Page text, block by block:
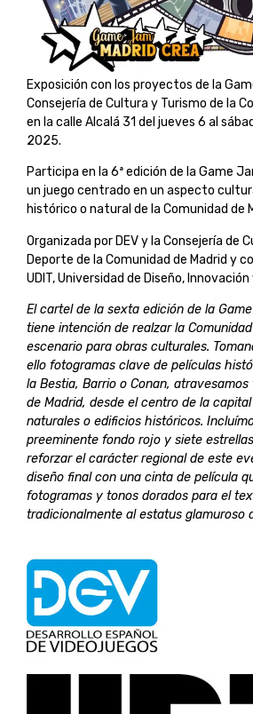
Exposición con los proyectos de la
Consejería de Cultura y Turismo de la
en la calle Alcalá 31 del jueves 6 al
2025.
Participa en la 6ª edición de la Game
un juego centrado en un aspecto
histórico o natural de la Comunidad de
Organizada por DEV y la Consejería de
Deporte de la Comunidad de Madrid y
UDIT, Universidad de Diseño,
El cartel de la sexta edición de la
tiene intención de realzar la
escenario para obras culturales.
ello fotogramas clave de películas
la Bestia, Barrio o Conan,
de Madrid, desde el centro de la
naturales o edificios históricos.
preeminente fondo rojo y siete
reforzar el carácter regional de este
diseño final con una cinta de película
fotogramas y tonos dorados para el
tradicionalmente al estatus glamuroso